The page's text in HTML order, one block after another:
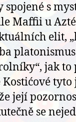
s
Maffii u
elit,
jak to
tyto
její
se